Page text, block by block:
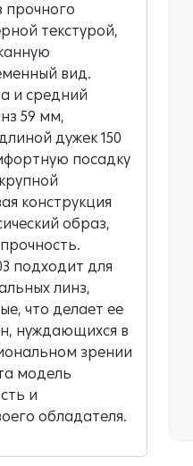
прочного
текстурой,
вид.
и средний
59 мм,
дужек 150
посадку
конструкция
образ,
подходит для
линз,
что делает ее
нуждающихся в
зрении
модель
и
обладателя.